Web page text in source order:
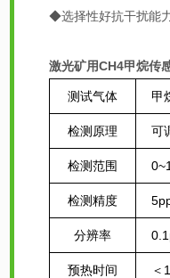
◆选择性好抗干扰能
激光矿用CH4甲烷传
测试气体 甲
检测原理 可
检测范围
检测精度
分辨率
预热时间 ＜